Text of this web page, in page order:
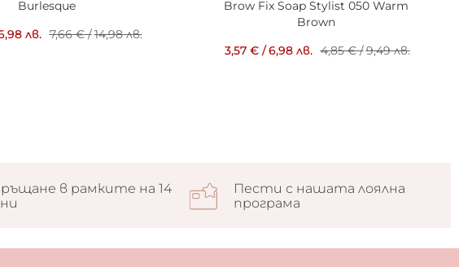
Burlesque
лв. 7,66 €/14,98 лв.
Brow Fix Soap Stylist 050 Warm
Brown
3,57 €/6,98 лв. 4,85 €/9,49 лв.
в рамките на 14
Пести с нашата лоялна
програма